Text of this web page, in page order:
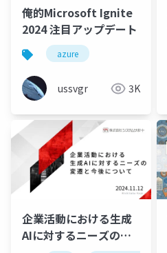
俺的Microsoft Ignite
2024 注目アップデート
azure
ussvgr 3K
企業活動における生成
AIに対するニーズの変